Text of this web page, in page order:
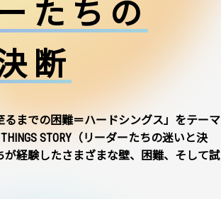
たちの
断
までの困難＝ハードシングス」をテーマ
STORY（リーダーたちの迷いと決
が経験したさまざまな壁、困難、そして試